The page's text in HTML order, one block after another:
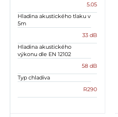
5.05
Hladina akustického tlaku v
5m
33 dB
Hladina akustického
výkonu dle EN 12102
58 dB
Typ chladiva
R290